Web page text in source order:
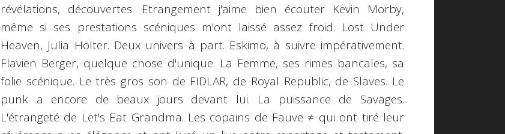
révélations, découvertes. Etrangement j'aime bien écouter Kevin Morby,
même si ses prestations scéniques m'ont laissé assez froid. Lost Under
Heaven, Julia Holter. Deux univers à part. Eskimo, à suivre impérativement.
Flavien Berger, quelque chose d'unique. La Femme, ses rimes bancales, sa
folie scénique. Le très gros son de FIDLAR, de Royal Republic, de Slaves. Le
punk a encore de beaux jours devant lui. La puissance de Savages.
L'étrangeté de Let's Eat Grandma. Les copains de Fauve ≠ qui ont tiré leur